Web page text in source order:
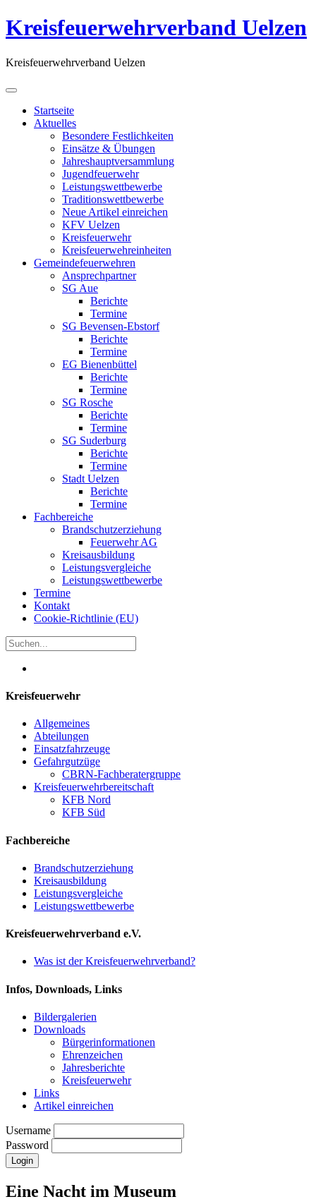
Kreisfeuerwehrverband Uelzen
Kreisfeuerwehrverband Uelzen
Startseite
Aktuelles
Besondere Festlichkeiten
Einsätze & Übungen
Jahreshauptversammlung
Jugendfeuerwehr
Leistungswettbewerbe
Traditionswettbewerbe
Neue Artikel einreichen
KFV Uelzen
Kreisfeuerwehr
Kreisfeuerwehreinheiten
Gemeindefeuerwehren
Ansprechpartner
SG Aue
Berichte
Termine
SG Bevensen-Ebstorf
Berichte
Termine
EG Bienenbüttel
Berichte
Termine
SG Rosche
Berichte
Termine
SG Suderburg
Berichte
Termine
Stadt Uelzen
Berichte
Termine
Fachbereiche
Brandschutzerziehung
Feuerwehr AG
Kreisausbildung
Leistungsvergleiche
Leistungswettbewerbe
Termine
Kontakt
Cookie-Richtlinie (EU)
Kreisfeuerwehr
Allgemeines
Abteilungen
Einsatzfahrzeuge
Gefahrgutzüge
CBRN-Fachberatergruppe
Kreisfeuerwehrbereitschaft
KFB Nord
KFB Süd
Fachbereiche
Brandschutzerziehung
Kreisausbildung
Leistungsvergleiche
Leistungswettbewerbe
Kreisfeuerwehrverband e.V.
Was ist der Kreisfeuerwehrverband?
Infos, Downloads, Links
Bildergalerien
Downloads
Bürgerinformationen
Ehrenzeichen
Jahresberichte
Kreisfeuerwehr
Links
Artikel einreichen
Username
Password
Eine Nacht im Museum